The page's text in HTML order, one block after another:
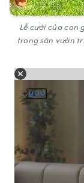
Lễ cưới của con
trong sân vườn